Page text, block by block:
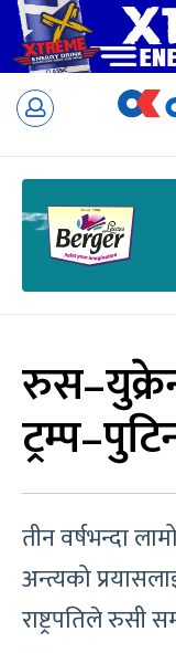
Skip
तीन वर्षभन्दा
अन्त्यको
राष्ट्रपतिले रुसी